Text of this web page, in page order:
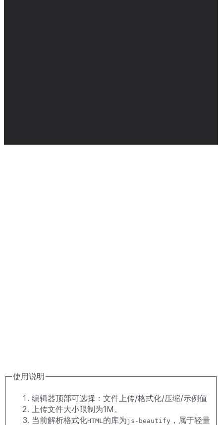
使用说明
编辑器顶部可选择：文件上传/格式化/压缩/示例值
上传文件大小限制为1M。
当前解析格式化HTML 的库为js-beautify ，属于轻量